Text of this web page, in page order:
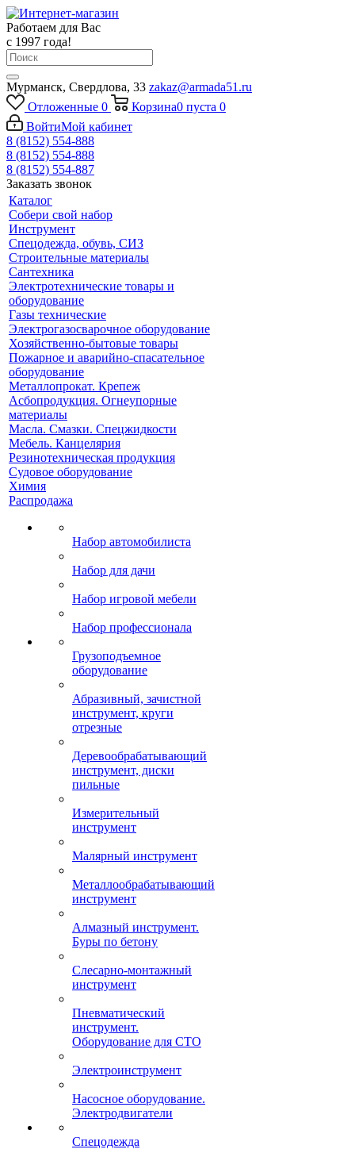
Работаем для Вас
с 1997 года!
Мурманск, Свердлова, 33 zakaz@armada51.ru
Отложенные 0 Корзина0 пуста 0
ВойтиМой кабинет
8 (8152) 554-888
8 (8152) 554-888
8 (8152) 554-887
Заказать звонок
Каталог
Собери свой набор
Инструмент
Спецодежда, обувь, СИЗ
Строительные материалы
Сантехника
Электротехнические товары и
оборудование
Газы технические
Электрогазосварочное оборудование
Хозяйственно-бытовые товары
Пожарное и аварийно-спасательное
оборудование
Металлопрокат. Крепеж
Асбопродукция. Огнеупорные
материалы
Масла. Смазки. Спецжидкости
Мебель. Канцелярия
Резинотехническая продукция
Судовое оборудование
Химия
Распродажа
Набор автомобилиста
Набор для дачи
Набор игровой мебели
Набор профессионала
Грузоподъемное
оборудование
Абразивный, зачистной
инструмент, круги
отрезные
Деревообрабатывающий
инструмент, диски
пильные
Измерительный
инструмент
Малярный инструмент
Металлообрабатывающий
инструмент
Алмазный инструмент.
Буры по бетону
Слесарно-монтажный
инструмент
Пневматический
инструмент.
Оборудование для СТО
Электроинструмент
Насосное оборудование.
Электродвигатели
Спецодежда